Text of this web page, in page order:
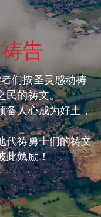
告
们按圣灵感动祷
民的祷文。
备人心成为好土，
代祷勇士们的祷文
此勉励！